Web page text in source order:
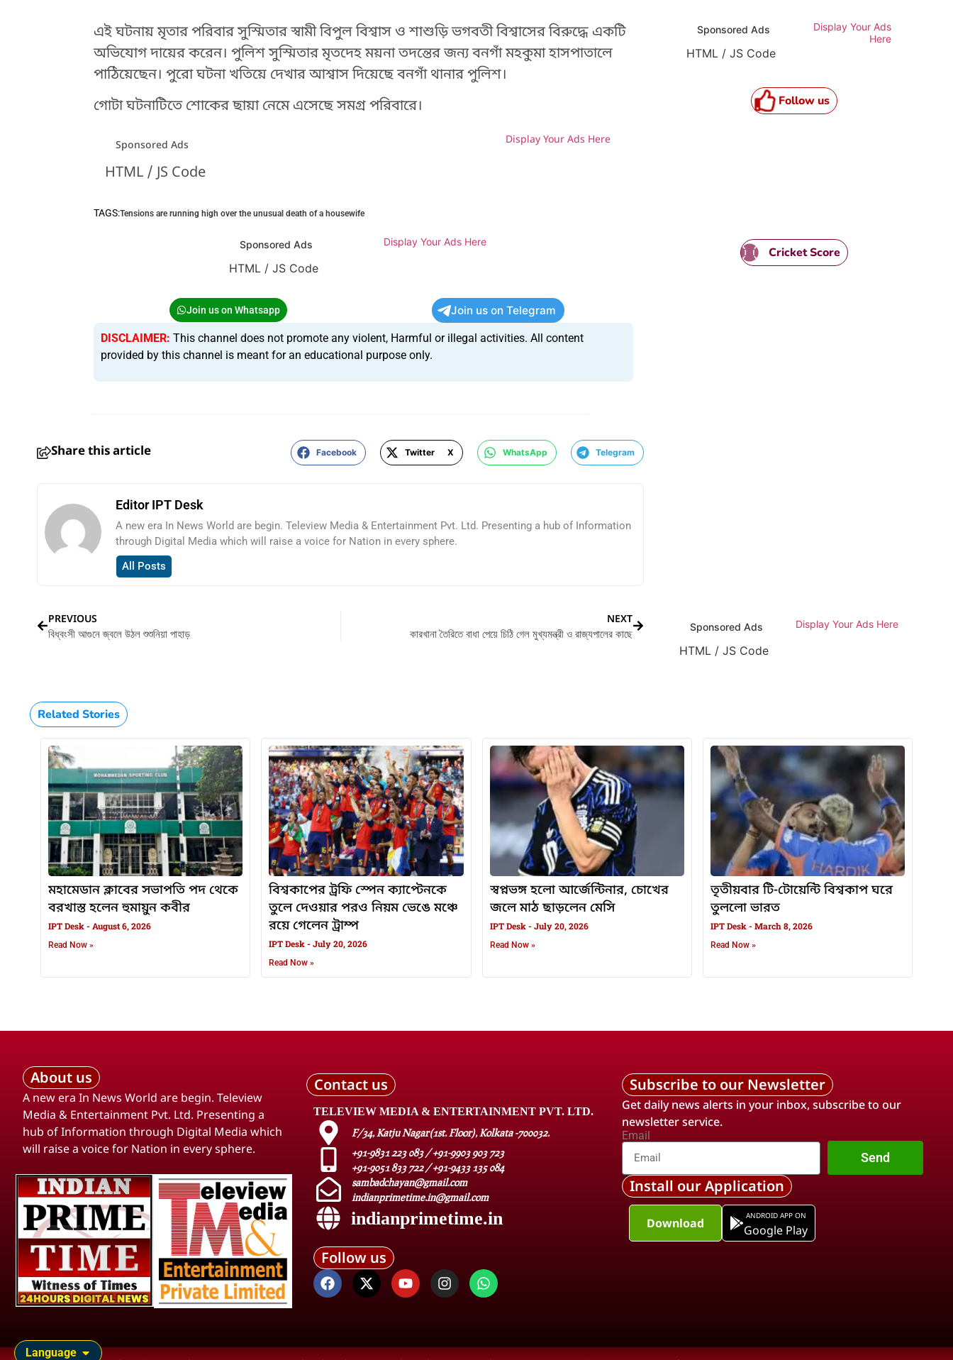
এই ঘটনায় মৃতার পরিবারসুস্মিতার স্বামী বিপুল বিশ্বাস ও শাশুড়ি ভগবতী বিশ্বাসের বিরুদ্ধে একটি
অভিযোগ দায়ের করেন। পুলিশসুস্মিতার মৃতদেহ ময়না তদন্তের জন্য বনগাঁ মহকুমা হাসপাতালে
পাঠিয়েছেন। পুরো ঘটনা খতিয়ে দেখার আশ্বাস দিয়েছে বনগাঁ থানার পুলিশ।
গোটা ঘটনাটিতে শোকের ছায়া নেমে এসেছে সমগ্র পরিবারে।
Sponsored Ads Display Your Ads Here
HTML / JS Code
TAGS:Tensions are running high over the unusual death of a housewife
Sponsored Ads Display Your Ads Here
HTML / JS Code HTML / JS Code
Join us on Whatsapp Join us on Telegram
DISCLAIMER: This channel does not promote any violent, Harmful or illegal activities. All content
provided by this channel is meant for an educational purpose only.
Share this article Facebook Twitter X WhatsApp Telegram
Editor IPT Desk
A new era In News World are begin. Teleview Media & Entertainment Pvt. Ltd. Presenting a hub of Information
through Digital Media which will raise a voice for Nation in every sphere.
All Posts
PREVIOUS
বিধ্বংসী আগুনে জ্বলে উঠল শুশুনিয়া পাহাড়
NEXT
কারখানা তৈরিতে বাধা পেয়ে চিঠি গেল মুখ্যমন্ত্রী ও রাজ্যপালের কাছে
Sponsored Ads
Display Your Ads
Here
HTML / JS Code HTML / JS Code
Follow us
Cricket Score
Sponsored Ads Display Your Ads Here
HTML / JS Code
Related Stories
মহামেডান ক্লাবের সভাপতি পদ থেকে
বরখাস্ত হলেন হুমায়ুন কবীর
IPT Desk August 6, 2026
Read Now »
বিশ্বকাপের ট্রফি স্পেন ক্যাপ্টেনকে
তুলে দেওয়ার পরও নিয়ম ভেঙে মঞ্চে
রয়ে গেলেন ট্রাম্প
IPT Desk July 20, 2026
Read Now »
স্বপ্নভঙ্গ হলো আর্জেন্টিনার, চোখের
জলে মাঠ ছাড়লেন মেসি
IPT Desk July 20, 2026
Read Now »
তৃতীয়বার টি-টোয়েন্টি বিশ্বকাপ ঘরে
তুললো ভারত
IPT Desk March 8, 2026
Read Now »
Language
About us
A new era In News World are begin. Teleview
Media & Entertainment Pvt. Ltd. Presenting a
hub of Information through Digital Media which
will raise a voice for Nation in every sphere.
Contact us
TELEVIEW MEDIA & ENTERTAINMENT PVT. LTD.
F/34, Katju Nagar(1st. Floor), Kolkata -700032.
+91-9831 223 083 / +91-9903 903 723
+91-9051 833 722 / +91-9433 135 084
sambadchayan@gmail.com
indianprimetime.in@gmail.com
indianprimetime.in
Follow us
Subscribe to our Newsletter
Get daily news alerts in your inbox, subscribe to our
newsletter service.
Email
Send
Install our Application
Download ANDROID APP ON
Google Play